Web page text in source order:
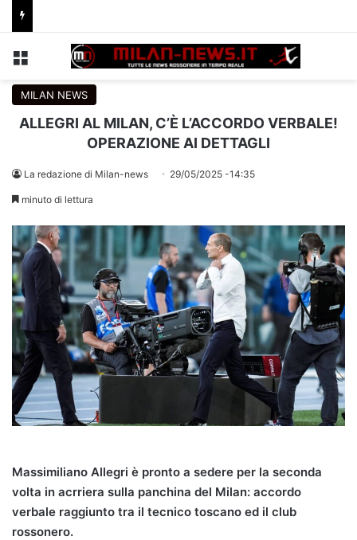
MILAN NEWS
ALLEGRI AL MILAN, C’È L’ACCORDO VERBALE!
OPERAZIONE AI DETTAGLI
La redazione di Milan-news 29/05/2025 -14:35
minuto di lettura
Massimiliano Allegri è pronto a sedere per la seconda
volta in acrriera sulla panchina del Milan: accordo
verbale raggiunto tra il tecnico toscano ed il club
rossonero.